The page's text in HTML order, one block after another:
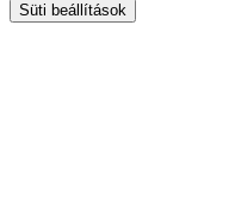
Süti beállítások